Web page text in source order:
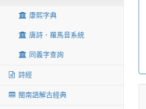
康熙字典
唐詩．羅馬音系統
同義字查詢
詩經
閩南語解古經典